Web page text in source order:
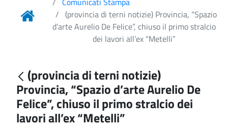
(provincia di terni notizie) Provincia, “Spazio
d’arte Aurelio De Felice”, chiuso il primo stralcio
dei lavori all’ex “Metelli”
(provincia di terni notizie)
Provincia, “Spazio d’arte Aurelio De
Felice”, chiuso il primo stralcio dei
lavori all’ex “Metelli”